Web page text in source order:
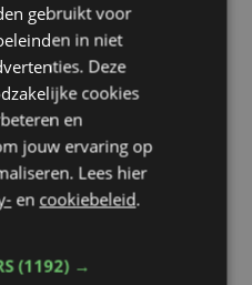
om Sara te
verstandelijke
te bieden",
en mond
het onderzoek
gebruikt voor
in niet
Deze
cookies
en
jouw ervaring op
Lees hier
en cookiebeleid.
(1192) →